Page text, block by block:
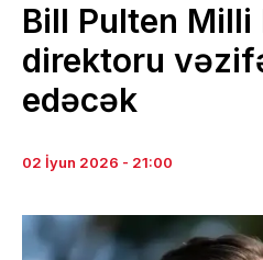
Bill Pulten Milli
direktoru
edəcək
02 İyun 2026 - 21:00